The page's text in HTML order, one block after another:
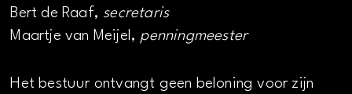
Bert de Raaf, secretaris
Maartje van Meijel, penningmeester
Het bestuur ontvangt geen beloning voor zijn